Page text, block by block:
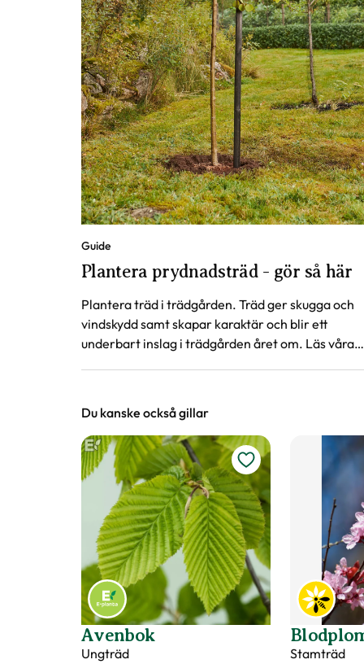
Guide
Plantera prydnadsträd - gör så här
Plantera träd i trädgården. Träd ger skugga och
vindskydd samt skapar karaktär och blir ett
underbart inslag i trädgården året om. Läs våra
Du kanske också gillar
Avenbok
Ungträd
Stamträd